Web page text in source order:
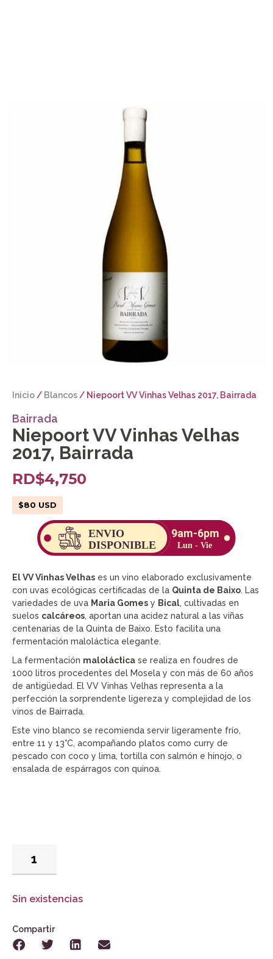
Inicio/ Blancos/ Niepoort VV Vinhas Velhas 2017, Bairrada
Bairrada
Niepoort VV Vinhas Velhas
2017, Bairrada
RD$4,750
$80 USD
El VV Vinhas Velhas es un vino elaborado exclusivamente
con uvas ecológicas certificadas de la Quinta de Baixo. Las
variedades de uva Maria Gomes y Bical, cultivadas en
suelos calcáreos, aportan una acidez natural a las viñas
centenarias de la Quinta de Baixo. Esto facilita una
fermentación maloláctica elegante.
La fermentación maloláctica se realiza en foudres de
1000 litros procedentes del Mosela y con más de 60 años
de antigüedad. El VV Vinhas Velhas representa a la
perfección la sorprendente ligereza y complejidad de los
vinos de Bairrada.
Este vino blanco se recomienda servir ligeramente frío,
entre 11 y 13°C, acompañando platos como curry de
pescado con coco y lima, tortilla con salmón e hinojo, o
ensalada de espárragos con quinoa.
Sin existencias
Compartir